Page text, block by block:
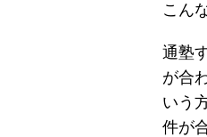
こん
通塾
が合
いう
件が